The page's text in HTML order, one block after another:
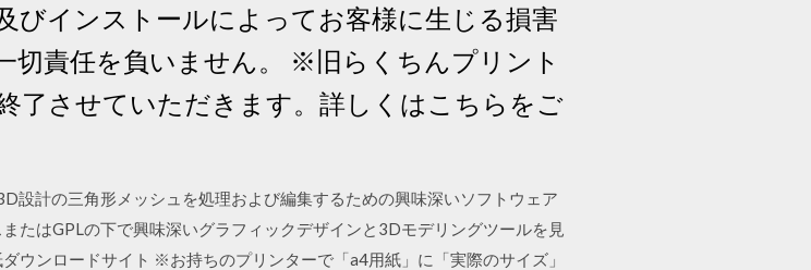
びインストールによってお客様に生じる損害
切責任を負いません。 ※旧らくちんプリント
了させていただきます。詳しくはこちらをご
設計の三角形メッシュを処理および編集するための興味深いソフトウェア
たはGPLの下で興味深いグラフィックデザインと3Dモデリングツールを見
ンロードサイト ※お持ちのプリンターで「a4用紙」に「実際のサイズ」